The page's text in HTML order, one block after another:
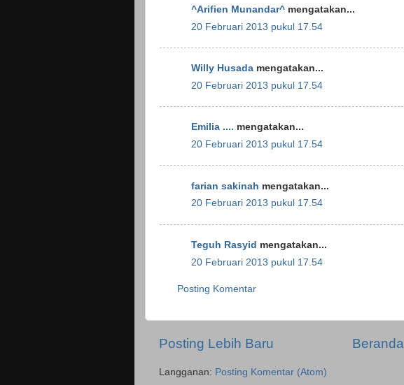
^Arifien Munandar^ mengatakan...
20 Februari 2013 pukul 17.54
Willy Husada mengatakan...
20 Februari 2013 pukul 17.54
Emilia .... mengatakan...
20 Februari 2013 pukul 17.54
farian sakinah mengatakan...
20 Februari 2013 pukul 17.54
Teguh Rasyid mengatakan...
20 Februari 2013 pukul 17.54
Posting Komentar
Posting Lebih Baru Beranda
Langganan: Posting Komentar (Atom)